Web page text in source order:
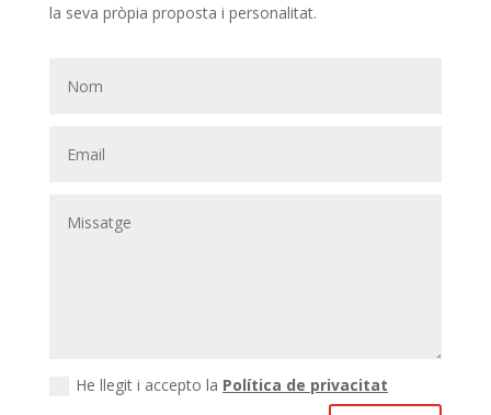
la seva pròpia proposta i personalitat.
He llegit i accepto la Política de privacitat